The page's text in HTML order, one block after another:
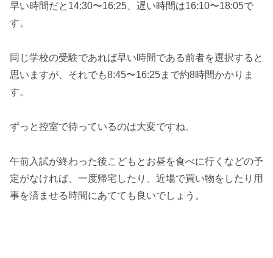
早い時間だと14:30〜16:25、遅い時間は16:10〜18:05で
す。
同じ学校の受験であれば早い時間である前者を選択すると
思いますが、それでも8:45〜16:25まで約8時間かかりま
す。
ずっと控室で待っているのは大変ですね。
午前入試が終わった後こどもとお昼を食べに行くなどの予
定がなければ、一度帰宅したり、近場で買い物をしたり用
事を済ませる時間にあてても良いでしょう。